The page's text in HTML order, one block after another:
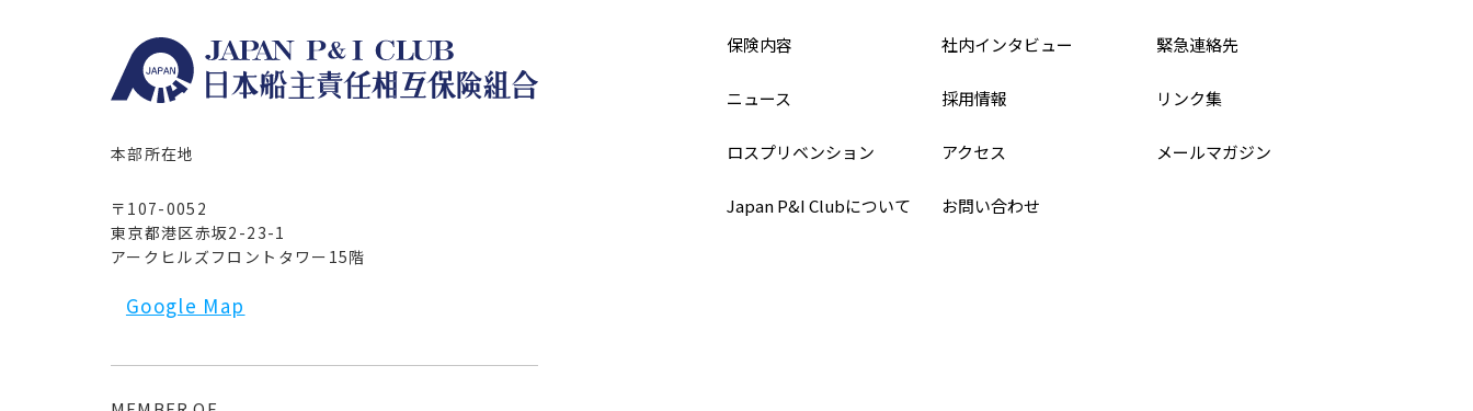
本部所在地
〒107-0052
東京都港区赤坂2-23-1
アークヒルズフロントタワー15階
Google Map
保険内容 社内インタビュー 緊急連絡先
ニュース 採用情報 リンク集
ロスプリベンション アクセス メールマガジン
Japan P&I Clubについて お問い合わせ